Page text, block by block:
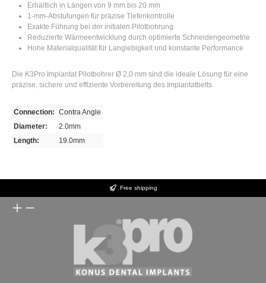
Erhältlich in Längen von 9 mm bis 20 mm
1-mm-Abstufungen für präzise Tiefenkontrolle
Exakte Führung bei der initialen Pilotbohrung
Reduzierte Wärmeentwicklung durch optimierte Schneidengeometrie
Hohe Materialqualität für Langlebigkeit und konstante Performance
Die K3Pro Implantat Pilotbohrer Ø 2,0 mm sind die ideale Lösung für eine
präzise, sichere und effiziente Vorbereitung des Implantatbetts.
Connection: Contra Angle
Diameter:
2.0mm
Length:
19.0mm
Free shipping